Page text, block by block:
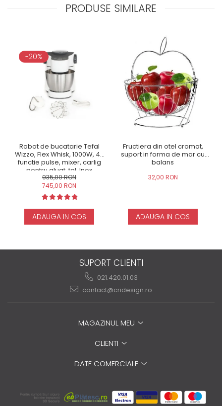
PRODUSE SIMILARE
-20%
Robot de bucatarie Tefal
Wizzo, Flex Whisk, 1000W, 4L,
functie pulse, mixer, carlig
pentru aluat, tel, Inox
935,00 RON
745,00 RON
ADAUGA IN COS
Fructiera din otel cromat,
suport in forma de mar cu
balans
32,00 RON
ADAUGA IN COS
SUPORT CLIENTI
021.420.01.03
contact@cridesign.ro
MAGAZINUL MEU
CLIENTI
DATE COMERCIALE